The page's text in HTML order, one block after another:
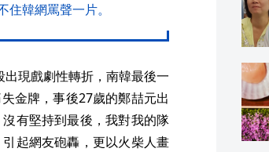
韓網罵聲一片。
現戲劇性轉折，南韓最後一
金牌，事後27歲的鄭喆元出
有堅持到最後，我對我的隊
起網友砲轟，更以火柴人畫